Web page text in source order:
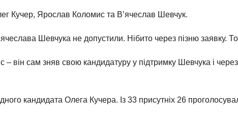
Кучер, Ярослав Коломис та В’ячеслав Шевчук.
Шевчука не допустили. Нібито через пізню заявку.
він сам зняв свою кандидатуру у підтримку Шевчука і
кандидата Олега Кучера. Із 33 присутніх 26